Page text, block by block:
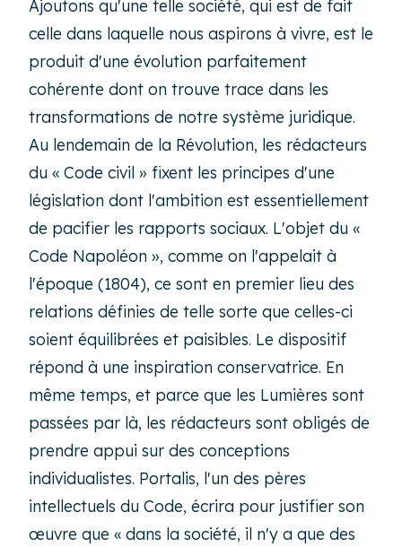
Ajoutons qu'une telle société, qui est de fait
celle dans laquelle nous aspirons à vivre, est le
produit d'une évolution parfaitement
cohérente dont on trouve trace dans les
transformations de notre système juridique.
Au lendemain de la Révolution, les rédacteurs
du « Code civil » fixent les principes d'une
législation dont l'ambition est essentiellement
de pacifier les rapports sociaux. L'objet du «
Code Napoléon », comme on l'appelait à
l'époque (1804), ce sont en premier lieu des
relations définies de telle sorte que celles-ci
soient équilibrées et paisibles. Le dispositif
répond à une inspiration conservatrice. En
même temps, et parce que les Lumières sont
passées par là, les rédacteurs sont obligés de
prendre appui sur des conceptions
individualistes. Portalis, l'un des pères
intellectuels du Code, écrira pour justifier son
œuvre que « dans la société, il n'y a que des